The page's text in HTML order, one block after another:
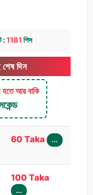
:1181 পিস
হতে আর বাকি
60 Taka ...
100 Taka
...